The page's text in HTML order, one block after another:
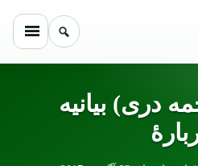
دری) بیانیه